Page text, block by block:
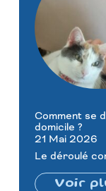
Comment se
domicile ?
21 Mai 2026
Le déroulé
Voir